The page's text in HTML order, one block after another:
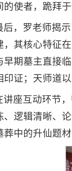
的使者，跪拜
后，罗老师揭
，其核心特征
早期墓主直接
印证；天师道
讲座互动环节
、逻辑清晰、
葬中的升仙题